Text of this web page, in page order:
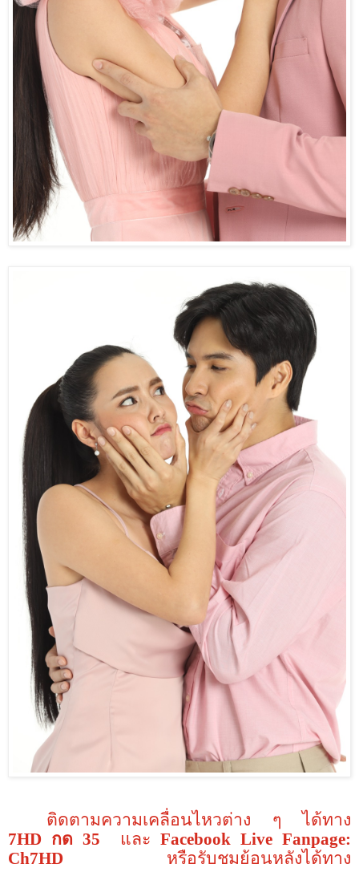
ติดตามความเคลื่อนไหวต่าง ๆ
ได้ทาง
7HD กด35 และ Facebook Live Fanpage:
Ch7HD
หรือรับชมย้อนหลังได้ทาง